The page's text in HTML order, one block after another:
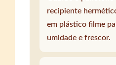
recipiente
em plástico filme
umidade e frescor.